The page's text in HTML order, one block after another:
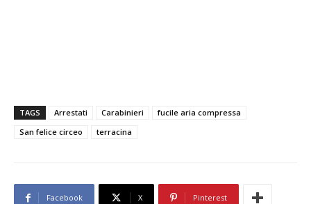
TAGS Arrestati Carabinieri
fucile aria compressa
San felice circeo
terracina
Facebook X Pinterest